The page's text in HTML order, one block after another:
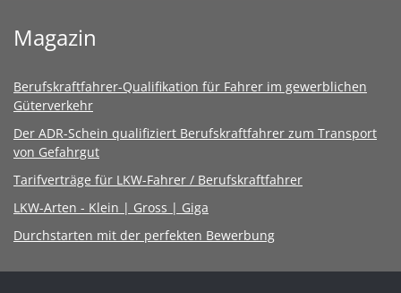
Magazin
Berufskraftfahrer-Qualifikation für Fahrer im gewerblichen
Güterverkehr
Der ADR-Schein qualifiziert Berufskraftfahrer zum Transport
von Gefahrgut
Tarifverträge für LKW-Fahrer / Berufskraftfahrer
LKW-Arten - Klein | Gross | Giga
Durchstarten mit der perfekten Bewerbung